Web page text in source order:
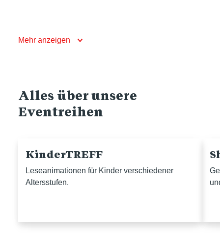
Mehr anzeigen
Alles über unsere
Eventreihen
KinderTREFF
Leseanimationen für Kinder verschiedener
Altersstufen.